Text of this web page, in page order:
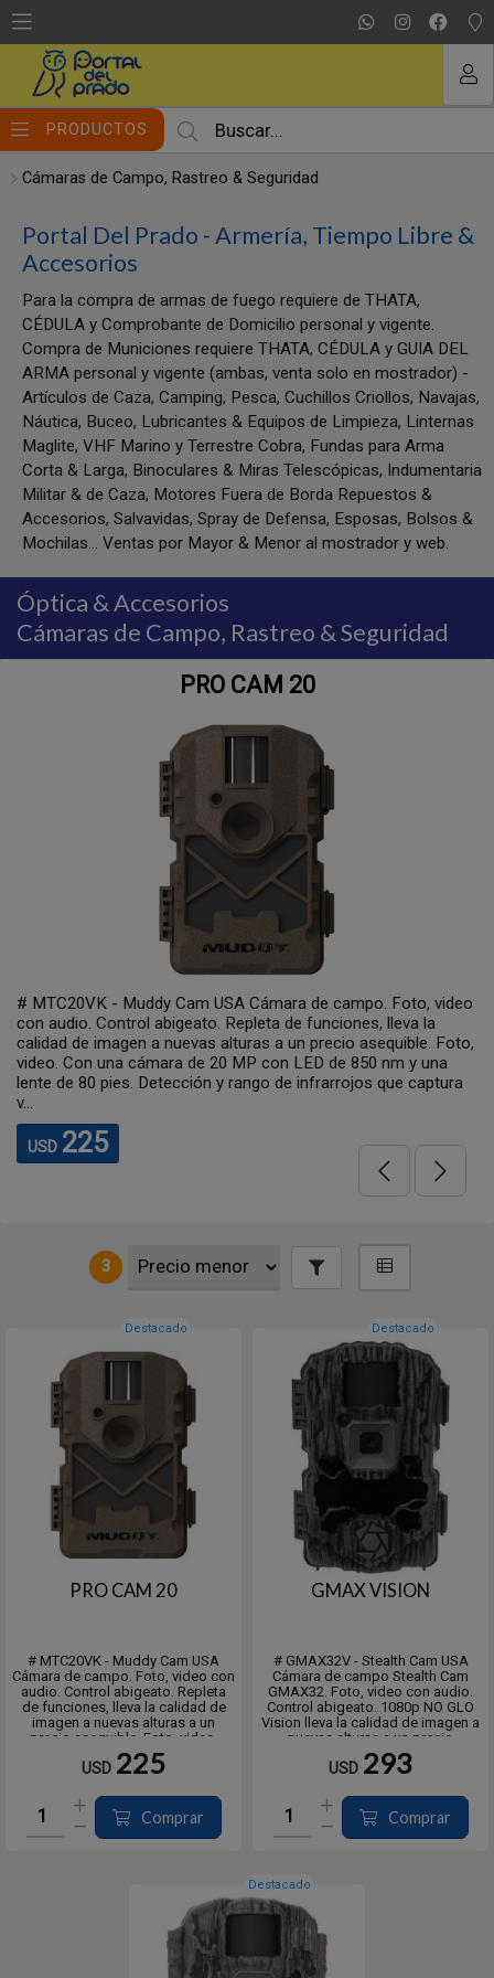
PRODUCTOS
Cámaras de Campo, Rastreo & Seguridad
Portal Del Prado - Armería, Tiempo Libre &
Accesorios
Para la compra de armas de fuego requiere de THATA,
CÉDULA y Comprobante de Domicilio personal y vigente.
Compra de Municiones requiere THATA, CÉDULA y GUIA DEL
ARMA personal y vigente (ambas, venta solo en mostrador) -
Artículos de Caza, Camping, Pesca, Cuchillos Criollos, Navajas,
Náutica, Buceo, Lubricantes & Equipos de Limpieza, Linternas
Maglite, VHF Marino y Terrestre Cobra, Fundas para Arma
Corta & Larga, Binoculares & Miras Telescópicas, Indumentaria
Militar & de Caza, Motores Fuera de Borda Repuestos &
Accesorios, Salvavidas, Spray de Defensa, Esposas, Bolsos &
Mochilas... Ventas por Mayor & Menor al mostrador y web.
Óptica & Accesorios
Cámaras de Campo, Rastreo & Seguridad
de campo. Foto, video
de funciones, lleva la
un precio asequible. Foto,
LED de 850 nm y una
infrarrojos que captura
# DS4KU - Stealth Cam USA
Ultimate. Foto, video con audio.
un sensor de 32 megapíxeles para
tamaño. Claridad de imagen junto
noche. Un alcance de flash
3
Destacado
PRO CAM 20
# MTC20VK - Muddy Cam USA
Cámara de campo. Foto, video con
audio. Control abigeato. Repleta
de funciones, lleva la calidad de
imagen a nuevas alturas a un
precio asequible. Foto, video.
Con una cámara de 20 MP con LED
de 850 nm y una lente de 80 pies.
que captura v...
USD 225
Comprar
Destacado
GMAX VISION
# GMAX32V - Stealth Cam USA
Cámara de campo Stealth Cam
GMAX32. Foto, video con audio.
Control abigeato. 1080p NO GLO
Vision lleva la calidad de imagen a
nuevas alturas a un precio
asequible.
La serie de cámaras de rastreo
incluye innovaciones de software
completamen...
USD 293
Comprar
Destacado